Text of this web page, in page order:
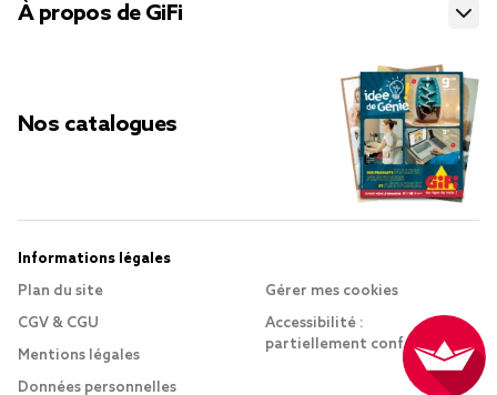
À propos de GiFi
Nos catalogues
Informations légales
Plan du site
CGV & CGU
Mentions légales
Données personnelles
Gérer mes cookies
Accessibilité :
partiellement conforme